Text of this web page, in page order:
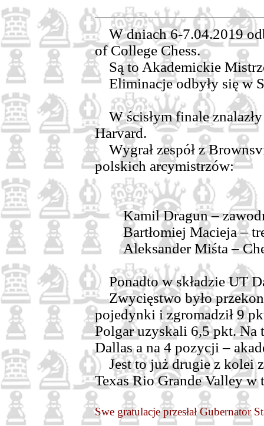
W dniach 6-7.04.2019
of College Chess.
Są to Akademickie
Eliminacje odbyły się w
W ścisłym finale znalazły
Harvard.
Wygrał zespół z
polskich arcymistrzów:
Kamil Dragun –
Bartłomiej Macieja –
Aleksander Miśta –
Ponadto w składzie UT
Zwycięstwo było
pojedynki i zgromadził 9
Polgar uzyskali 6,5 pkt. Na
Dallas a na 4 pozycji –
Jest to już drugie z kolei
Texas Rio Grande Valley
Swe gratulacje przesłał Gubernator